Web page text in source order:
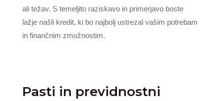
ali težav. S temeljito raziskavo in primerjavo boste
lažje našli kredit, ki bo najbolj ustrezal vašim potrebam
in finančnim zmožnostim.
Pasti in previdnostni